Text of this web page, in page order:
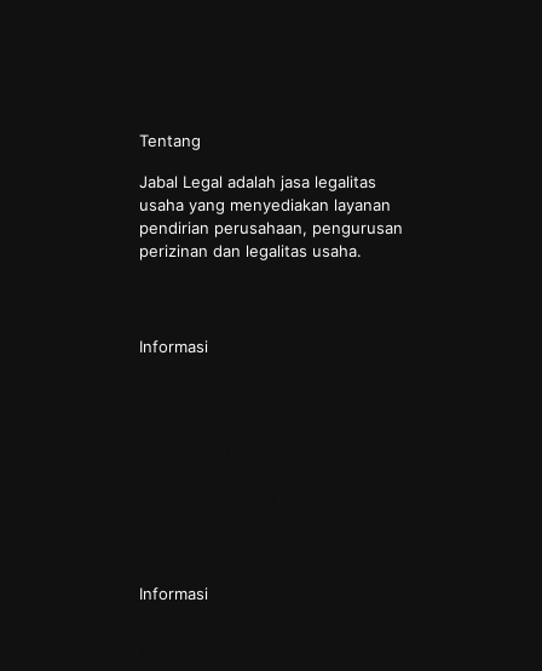
Tentang
Jabal Legal adalah jasa legalitas
usaha yang menyediakan layanan
pendirian perusahaan, pengurusan
perizinan dan legalitas usaha.
Informasi
Informasi